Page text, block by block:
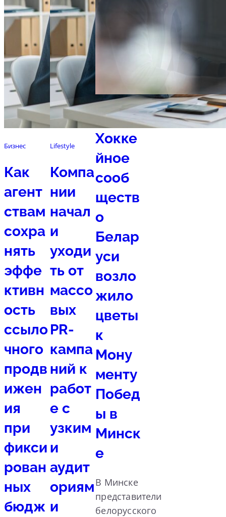
Бизнес
Как
агент
ствам
сохра
нять
эффе
ктивн
ость
ссыло
чного
продв
ижен
ия
при
фикси
рован
ных
бюдж
Lifestyle
Компа
нии
начал
и
уходи
ть от
массо
вых
PR-
кампа
ний к
работ
е с
узким
и
аудит
ориям
и
Спорт
Хокке
йное
сооб
ществ
о
Белар
уси
возло
жило
цветы
к
Мону
менту
Побед
ы в
Минск
е
В Минске
представители
белорусского